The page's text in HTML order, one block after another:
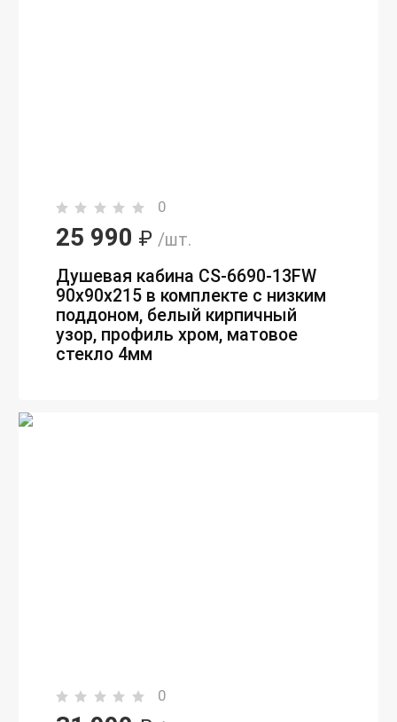
0
25 990 ₽ /шт.
Душевая кабина CS-6690-13FW
90х90х215 в комплекте с низким
поддоном, белый кирпичный
узор, профиль хром, матовое
стекло 4мм
0